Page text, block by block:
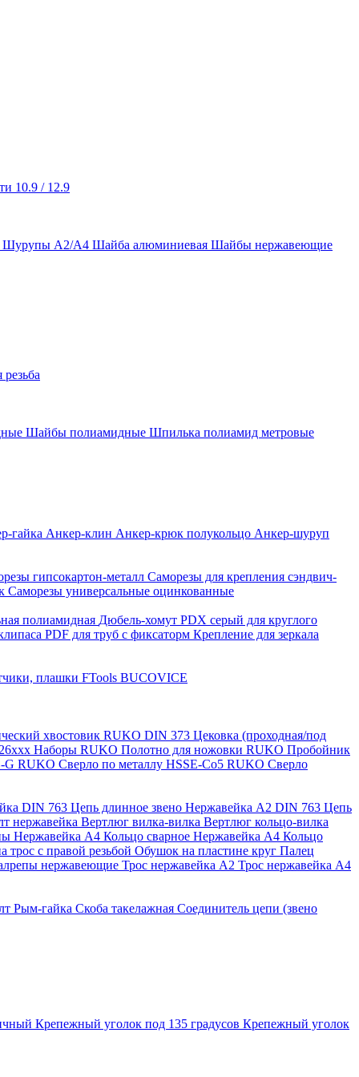
10.9 / 12.9
Шурупы А2/А4 Шайба алюминиевая Шайбы нержавеющие
Шайбы полиамидные Шпилька полиамид метровые
гайка Анкер-клин Анкер-крюк полукольцо Анкер-шуруп
гипсокартон-металл Саморезы для крепления сэндвич-
Саморезы универсальные оцинкованные
полиамидная Дюбель-хомут PDX серый для круглого
PDF для труб с фиксаторм Крепление для зеркала
плашки FTools BUCOVICE
хвостовик RUKO DIN 373 Цековка (проходная/под
Наборы RUKO Полотно для ножовки RUKO Пробойник
G RUKO Сверло по металлу HSSE-Co5 RUKO Сверло
DIN 763 Цепь длинное звено Нержавейка A2 DIN 763 Цепь
нержавейка Вертлюг вилка-вилка Вертлюг кольцо-вилка
Нержавейка А4 Кольцо сварное Нержавейка A4 Кольцо
трос с правой резьбой Обушок на пластине круг Палец
нержавеющие Трос нержавейка А2 Трос нержавейка А4
Рым-гайка Скоба такелажная Соединитель цепи (звено
Крепежный уголок под 135 градусов Крепежный уголок